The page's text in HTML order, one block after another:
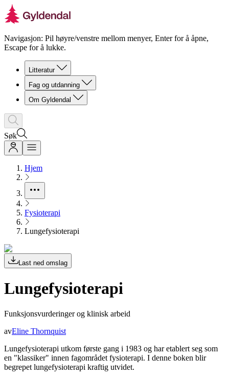
Navigasjon: Pil høyre/venstre mellom menyer, Enter for å åpne,
Escape for å lukke.
Litteratur
Fag og utdanning
Om Gyldendal
Søk
Hjem
Fysioterapi
Lungefysioterapi
Last ned omslag
Lungefysioterapi
Funksjonsvurderinger og klinisk arbeid
avEline Thornquist
Lungefysioterapi utkom første gang i 1983 og har etablert seg som
en "klassiker" innen fagområdet fysioterapi. I denne boken blir
begrepet lungefysioterapi kraftig utvidet.